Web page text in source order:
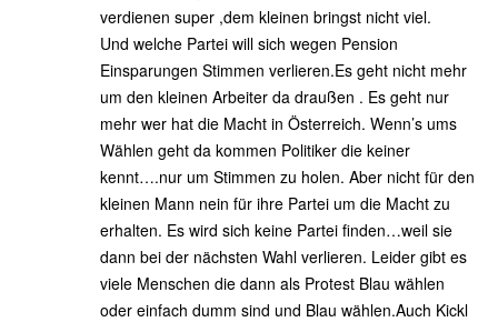
verdienen super ,dem kleinen bringst nicht viel.
Und welche Partei will sich wegen Pension
Einsparungen Stimmen verlieren.Es geht nicht mehr
um den kleinen Arbeiter da draußen . Es geht nur
mehr wer hat die Macht in Österreich. Wenn’s ums
Wählen geht da kommen Politiker die keiner
kennt….nur um Stimmen zu holen. Aber nicht für den
kleinen Mann nein für ihre Partei um die Macht zu
erhalten. Es wird sich keine Partei finden…weil sie
dann bei der nächsten Wahl verlieren. Leider gibt es
viele Menschen die dann als Protest Blau wählen
oder einfach dumm sind und Blau wählen.Auch Kickl